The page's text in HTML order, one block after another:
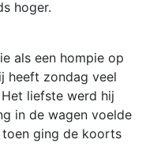
hoger.
als een hompie op
heeft zondag veel
liefste werd hij
in de wagen voelde
ging de koorts